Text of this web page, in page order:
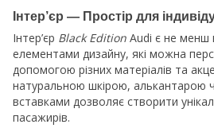
Інтер’єр — Простір для
Інтер’єр Black Edition Audi є не
елементами дизайну, які можна
допомогою різних матеріалів та
натуральною шкірою, алькантарою
вставками дозволяє створити
пасажирів.